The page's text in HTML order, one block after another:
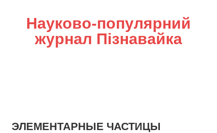
Науково-популярний
журнал Пізнавайка
ЭЛЕМЕНТАРНЫЕ ЧАСТИЦЫ